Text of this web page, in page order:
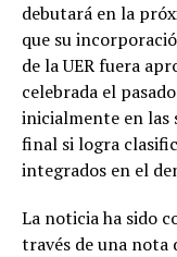
debutará en la
que su
de la UER fuera
celebrada el
inicialmente en las
final si logra
integrados en el
La noticia ha sido
través de una nota